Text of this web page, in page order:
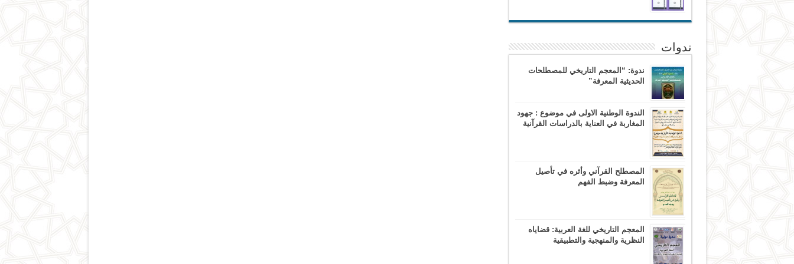
ندوات
ندوة: “المعجم التاريخي للمصطلحات
الحديثية المعرفة”
الندوة الوطنية الاولى في موضوع : جهود
المغاربة في العناية بالدراسات القرآنية
المصطلح القرآني وأثره في تأصيل
المعرفة وضبط الفهم
المعجم التاريخي للغة العربية: قضاياه
النظرية والمنهجية والتطبيقية